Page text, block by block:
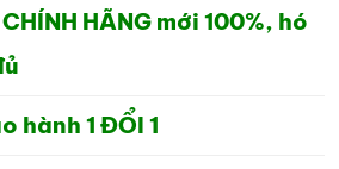
HÃNG mới 100%, hó
hành 1 ĐỔI 1